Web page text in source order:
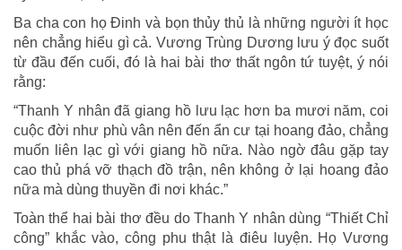
Ba cha con họ Đinh và bọn thủy thủ là những người ít học
nên chẳng hiểu gì cả. Vương Trùng Dương lưu ý đọc suốt
từ đầu đến cuối, đó là hai bài thơ thất ngôn tứ tuyệt, ý nói
rằng:
“Thanh Y nhân đã giang hồ lưu lạc hơn ba mươi năm, coi
cuộc đời như phù vân nên đến ẩn cư tại hoang đảo, chẳng
muốn liên lạc gì với giang hồ nữa. Nào ngờ đâu gặp tay
cao thủ phá vỡ thạch đồ trận, nên không ở lại hoang đảo
nữa mà dùng thuyền đi nơi khác.”
Toàn thể hai bài thơ đều do Thanh Y nhân dùng “Thiết Chỉ
công” khắc vào, công phu thật là điêu luyện. Họ Vương